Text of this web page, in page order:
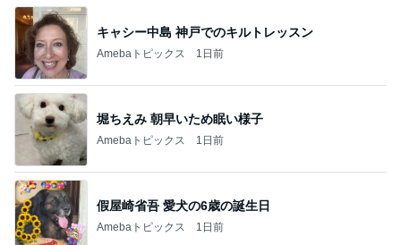
キャシー中島 神戸でのキルトレッスン
Amebaトピックス 1日前
堀ちえみ 朝早いため眠い様子
Amebaトピックス 1日前
假屋崎省吾 愛犬の6歳の誕生日
Amebaトピックス 1日前